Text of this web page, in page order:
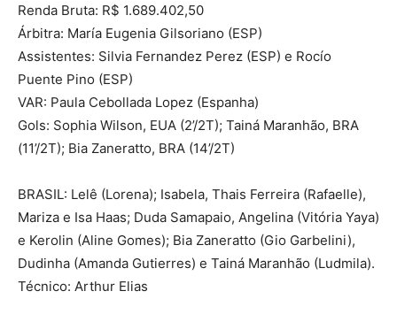
Renda Bruta: R$ 1.689.402,50
Árbitra: María Eugenia Gilsoriano (ESP)
Assistentes: Silvia Fernandez Perez (ESP) e Rocío
Puente Pino (ESP)
VAR: Paula Cebollada Lopez (Espanha)
Gols: Sophia Wilson, EUA (2’/2T); Tainá Maranhão, BRA
(11’/2T); Bia Zaneratto, BRA (14’/2T)
BRASIL: Lelê (Lorena); Isabela, Thais Ferreira (Rafaelle),
Mariza e Isa Haas; Duda Samapaio, Angelina (Vitória Yaya)
e Kerolin (Aline Gomes); Bia Zaneratto (Gio Garbelini),
Dudinha (Amanda Gutierres) e Tainá Maranhão (Ludmila).
Técnico: Arthur Elias